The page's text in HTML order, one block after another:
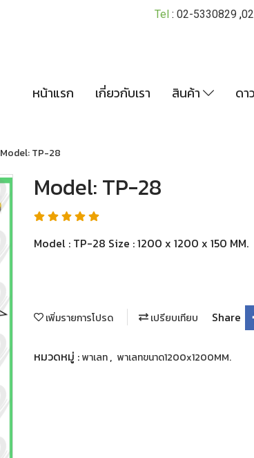
Tel : 02-5330829 ,
หน้าแรก เกี่ยวกับเรา สินค้า ดา
Model: TP-28
Model: TP-28
Model : TP-28 Size : 1200 x 1200 x 150 MM.
เพิ่มรายการโปรด เปรียบเทียบ Share
หมวดหมู่ :พาเลท, พาเลทขนาด1200x1200MM.